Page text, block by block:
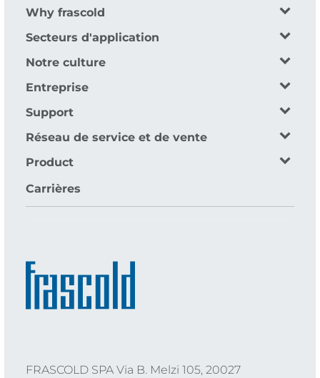
Why frascold
Secteurs d'application
Notre culture
Entreprise
Support
Réseau de service et de vente
Product
Carrières
FRASCOLD SPA Via B. Melzi 105, 20027